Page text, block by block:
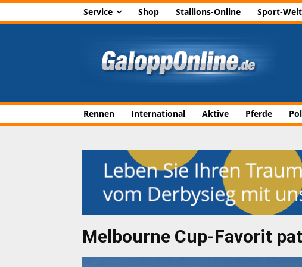
Service Shop Stallions-Online Sport-
Rennen International Aktive Pferde
Melbourne Cup-Favorit